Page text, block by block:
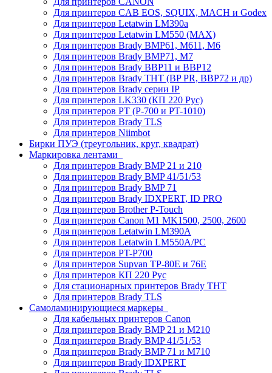
Для принтеров CAB EOS, SQUIX, MACH и Godex
Для принтеров Letatwin LM390a
Для принтеров Letatwin LM550 (MAX)
Для принтеров Brady BMP61, M611, M6
Для принтеров Brady BMP71, M7
Для принтеров Brady BBP11 и BBP12
Для принтеров Brady THT (BP PR, BBP72 и др)
Для принтеров Brady серии IP
Для принтеров LK330 (КП 220 Рус)
Для принтеров PT (P-700 и PT-1010)
Для принтеров Brady TLS
Для принтеров Niimbot
Бирки ПУЭ (треугольник, круг, квадрат)
Маркировка лентами
Для принтеров Brady BMP 21 и 210
Для принтеров Brady BMP 41/51/53
Для принтеров Brady BMP 71
Для принтеров Brady IDXPERT, ID PRO
Для принтеров Brother P-Touch
Для принтеров Canon M1 MK1500, 2500, 2600
Для принтеров Letatwin LM390A
Для принтеров Letatwin LM550A/PC
Для принтеров PT-P700
Для принтеров Supvan TP-80E и 76E
Для принтеров КП 220 Рус
Для стационарных принтеров Brady THT
Для принтеров Brady TLS
Самоламинирующиеся маркеры
Для кабельных принтеров Canon
Для принтеров Brady BMP 21 и M210
Для принтеров Brady BMP 41/51/53
Для принтеров Brady BMP 71 и M710
Для принтеров Brady IDXPERT